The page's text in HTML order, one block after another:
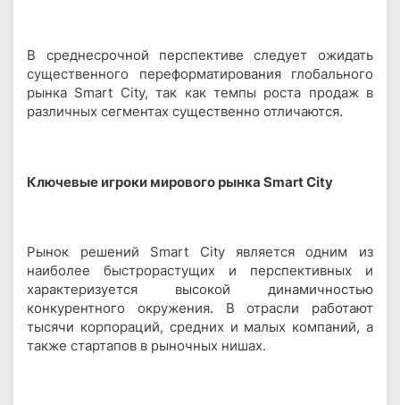
В среднесрочной перспективе следует ожидать
существенного переформатирования глобального
рынка Smart City, так как темпы роста продаж в
различных сегментах существенно отличаются.
Ключевые игроки мирового рынка Smart City
Рынок решений Smart City является одним из
наиболее быстрорастущих и перспективных и
характеризуется высокой динамичностью
конкурентного окружения. В отрасли работают
тысячи корпораций, средних и малых компаний, а
также стартапов в рыночных нишах.